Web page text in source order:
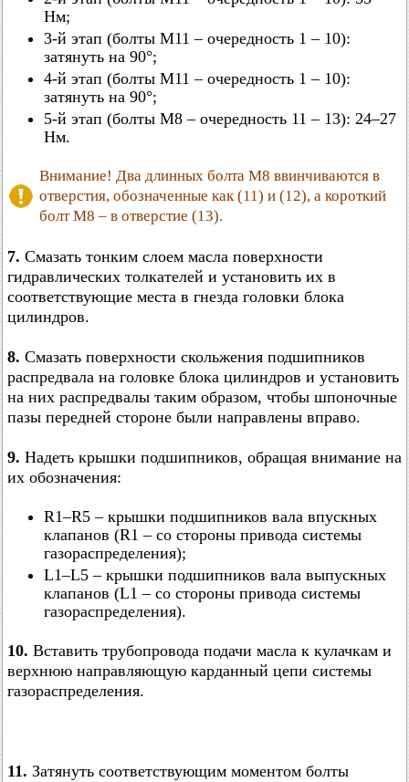
Нм;
3-й этап (болты М11 – очередность 1 – 10):
затянуть на 90°;
4-й этап (болты М11 – очередность 1 – 10):
затянуть на 90°;
5-й этап (болты М8 – очередность 11 – 13): 24–27
Нм.
Внимание! Два длинных болта М8 ввинчиваются в
отверстия, обозначенные как (11) и (12), а короткий
болт М8 – в отверстие (13).
7. Смазать тонким слоем масла поверхности
гидравлических толкателей и установить их в
соответствующие места в гнезда головки блока
цилиндров.
8. Смазать поверхности скольжения подшипников
распредвала на головке блока цилиндров и установить
на них распредвалы таким образом, чтобы шпоночные
пазы передней стороне были направлены вправо.
9. Надеть крышки подшипников, обращая внимание на
их обозначения:
R1–R5 – крышки подшипников вала впускных
клапанов (R1 – со стороны привода системы
газораспределения);
L1–L5 – крышки подшипников вала выпускных
клапанов (L1 – со стороны привода системы
газораспределения).
10. Вставить трубопровода подачи масла к кулачкам и
верхнюю направляющую карданный цепи системы
газораспределения.
11. Затянуть соответствующим моментом болты